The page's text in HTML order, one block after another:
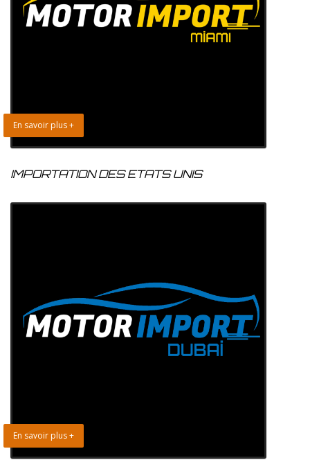
En savoir plus +
IMPORTATION DES ETATS UNIS
En savoir plus +